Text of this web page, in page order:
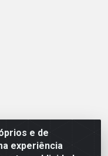
e de
experiência
Qi 21 Lt 23 A 41,
Brasília/DF - CEP